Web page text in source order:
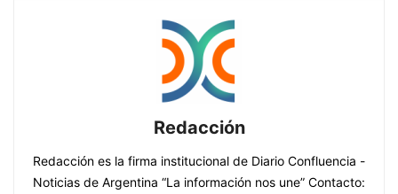
Redacción
Redacción es la firma institucional de Diario Confluencia -
Noticias de Argentina “La información nos une” Contacto: